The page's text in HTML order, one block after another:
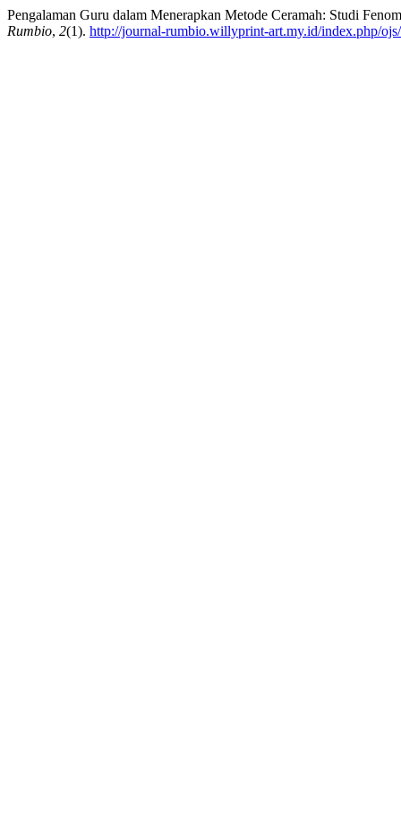
Pengalaman Guru dalam Menerapkan Metode Ceramah: Studi
Rumbio, 2(1). http://journal-rumbio.willyprint-art.my.id/index.php/